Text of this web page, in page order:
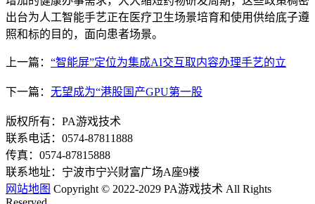
出台为人工智能手艺正在医疗卫生场景培育和使用供给底子遵
照和标的目的，面向患者场景。
上一篇： “智能屏”定位为集成AI交互取内容办理手艺的立
下一篇： 无望成为“港股国产GPU第一股
版权所有：PA游戏技术
联系电话：0574-87811888
传真：0574-87815888
联系地址：宁波市宁兴财富广场A座9楼
网站地图 Copyright © 2022-2029 PA游戏技术 All Rights